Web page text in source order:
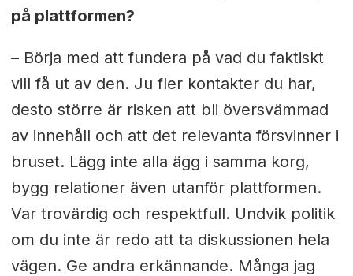
på plattformen?
– Börja med att fundera på vad du faktiskt
vill få ut av den. Ju fler kontakter du har,
desto större är risken att bli översvämmad
av innehåll och att det relevanta försvinner i
bruset. Lägg inte alla ägg i samma korg,
bygg relationer även utanför plattformen.
Var trovärdig och respektfull. Undvik politik
om du inte är redo att ta diskussionen hela
vägen. Ge andra erkännande. Många jag